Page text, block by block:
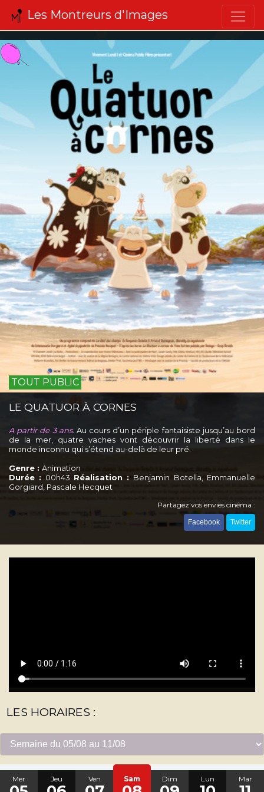
Les Montreurs d'Images
TOUT PUBLIC
LE QUATUOR À CORNES
A partir de 3 ans. Au cours d’un périple fantaisiste jusqu’au bord
de la mer, quatre vaches vont découvrir la liberté dans le
monde inconnu qui s’étend au-delà de leur pré.
Genre : Animation
Durée : 00h43 Réalisation : Benjamin Botella, Emmanuelle
Gorgiard, Pascale Hecquet
Partagez vos envies cinéma :
Facebook Twitter
LES HORAIRES :
Mer Jeu Ven Sam Dim Lun Mar